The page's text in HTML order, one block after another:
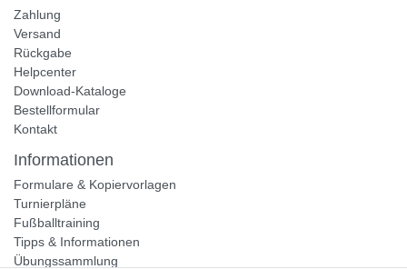
Zahlung
Versand
Rückgabe
Helpcenter
Download-Kataloge
Bestellformular
Kontakt
Informationen
Formulare & Kopiervorlagen
Turnierpläne
Fußballtraining
Tipps & Informationen
Übungssammlung